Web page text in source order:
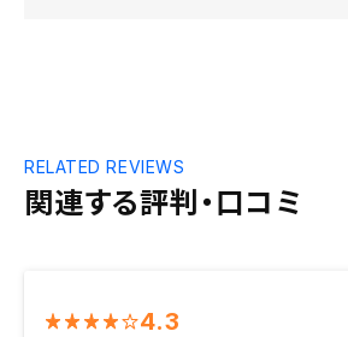
関連する評判・口コミ
RELATED REVIEWS
4.3